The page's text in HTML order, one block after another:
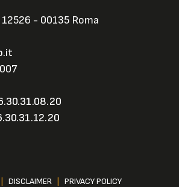
- 00135 Roma
DISCLAIMER PRIVACY POLICY